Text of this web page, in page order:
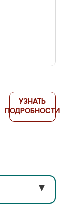
УЗНАТЬ
ПОДРОБНОСТИ
▼